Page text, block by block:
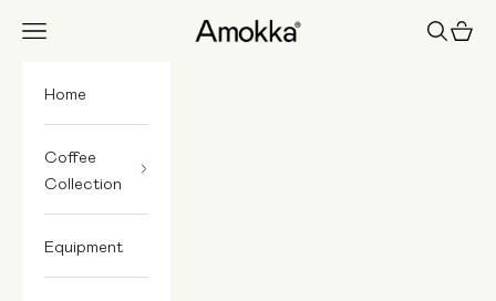
Amokka
Navigation menu Search
Cart
Home
Coffee
Collection
Equipment